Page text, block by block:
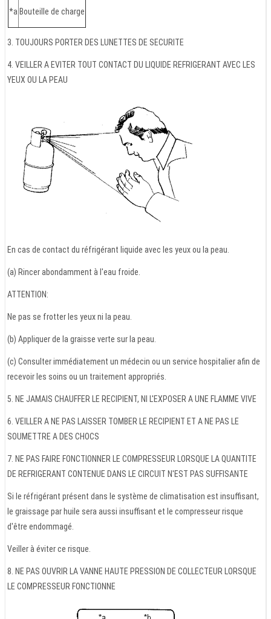
*a Bouteille de charge
3. TOUJOURS PORTER DES LUNETTES DE SECURITE
4. VEILLER A EVITER TOUT CONTACT DU LIQUIDE REFRIGERANT AVEC LES
YEUX OU LA PEAU
En cas de contact du réfrigérant liquide avec les yeux ou la peau.
(a) Rincer abondamment à l'eau froide.
ATTENTION:
Ne pas se frotter les yeux ni la peau.
(b) Appliquer de la graisse verte sur la peau.
(c) Consulter immédiatement un médecin ou un service hospitalier afin de
recevoir les soins ou un traitement appropriés.
5. NE JAMAIS CHAUFFER LE RECIPIENT, NI L'EXPOSER A UNE FLAMME VIVE
6. VEILLER A NE PAS LAISSER TOMBER LE RECIPIENT ET A NE PAS LE
SOUMETTRE A DES CHOCS
7. NE PAS FAIRE FONCTIONNER LE COMPRESSEUR LORSQUE LA QUANTITE
DE REFRIGERANT CONTENUE DANS LE CIRCUIT N'EST PAS SUFFISANTE
Si le réfrigérant présent dans le système de climatisation est insuffisant,
le graissage par huile sera aussi insuffisant et le compresseur risque
d'être endommagé.
Veiller à éviter ce risque.
8. NE PAS OUVRIR LA VANNE HAUTE PRESSION DE COLLECTEUR LORSQUE
LE COMPRESSEUR FONCTIONNE